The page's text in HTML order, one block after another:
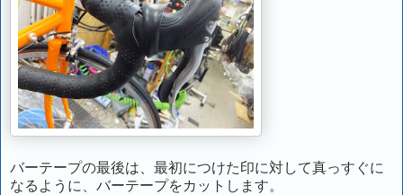
バーテープの最後は、最初につけた印に対して真っすぐに
なるように、バーテープをカットします。